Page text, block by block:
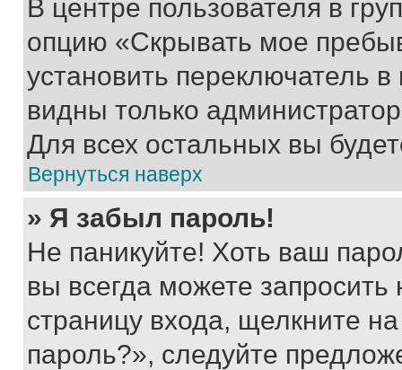
В центре пользователя в
опцию «Скрывать мое
установить переключатель
видны только
Для всех остальных вы
Вернуться наверх
» Я забыл пароль!
Не паникуйте! Хоть ваш
вы всегда можете
страницу входа, щелкните
пароль?», следуйте